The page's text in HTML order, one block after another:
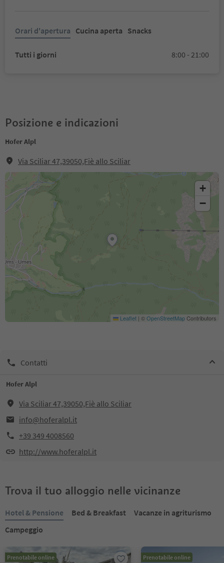
Orari d'apertura Cucina aperta Snacks
Tutti i giorni 8:00 - 21:00
Posizione e indicazioni
Hofer Alpl
Via Sciliar 47,39050,Fiè allo Sciliar
+
−
Leaflet | ©OpenStreetMapContributors
Contatti
Hofer Alpl
Via Sciliar 47,39050,Fiè allo Sciliar
info@hoferalpl.it
+39 349 4008560
http://www.hoferalpl.it
Trova il tuo alloggio nelle vicinanze
Hotel & Pensione Bed & Breakfast
Vacanze in agriturismo
Campeggio
Prenotabile online Prenotabile online